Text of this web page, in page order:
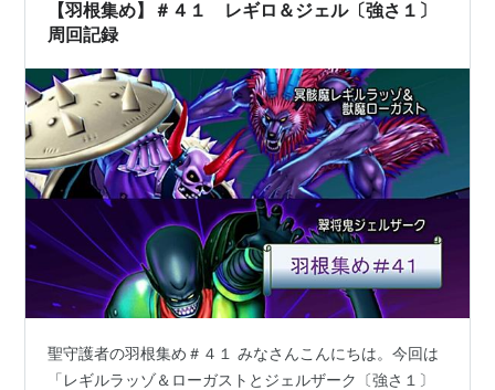
【羽根集め】＃４１ レギロ＆ジェル〔強さ１〕
周回記録
聖守護者の羽根集め＃４１ みなさんこんにちは。今回は
「レギルラッゾ＆ローガストとジェルザーク〔強さ１〕